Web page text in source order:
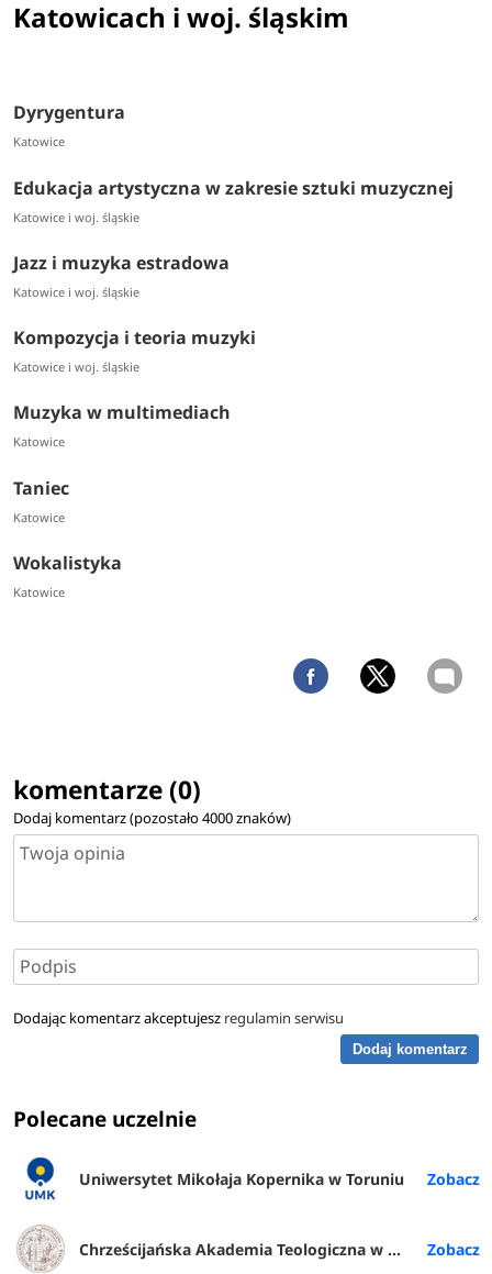
Katowicach i woj. śląskim
Dyrygentura
Katowice
Edukacja artystyczna w zakresie sztuki muzycznej
Katowice i woj. śląskie
Jazz i muzyka estradowa
Katowice i woj. śląskie
Kompozycja i teoria muzyki
Katowice i woj. śląskie
Muzyka w multimediach
Katowice
Taniec
Katowice
Wokalistyka
Katowice
komentarze (0)
Dodaj komentarz (pozostało4000znaków)
Dodając komentarz akceptujesz regulamin serwisu
Dodaj komentarz
Polecane uczelnie
Uniwersytet Mikołaja Kopernika w Toruniu
Chrześcijańska Akademia Teologiczna w Warszawie